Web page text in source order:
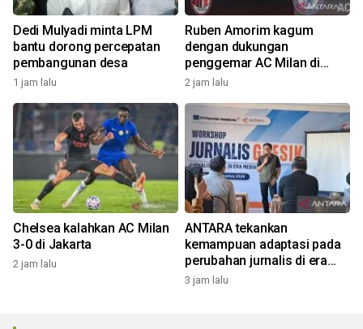
Dedi Mulyadi minta LPM
bantu dorong percepatan
pembangunan desa
1 jam lalu
Ruben Amorim kagum
dengan dukungan
penggemar AC Milan di
Indonesia
2 jam lalu
Chelsea kalahkan AC Milan
3-0 di Jakarta
2 jam lalu
ANTARA tekankan
kemampuan adaptasi pada
perubahan jurnalis di era
digital
3 jam lalu